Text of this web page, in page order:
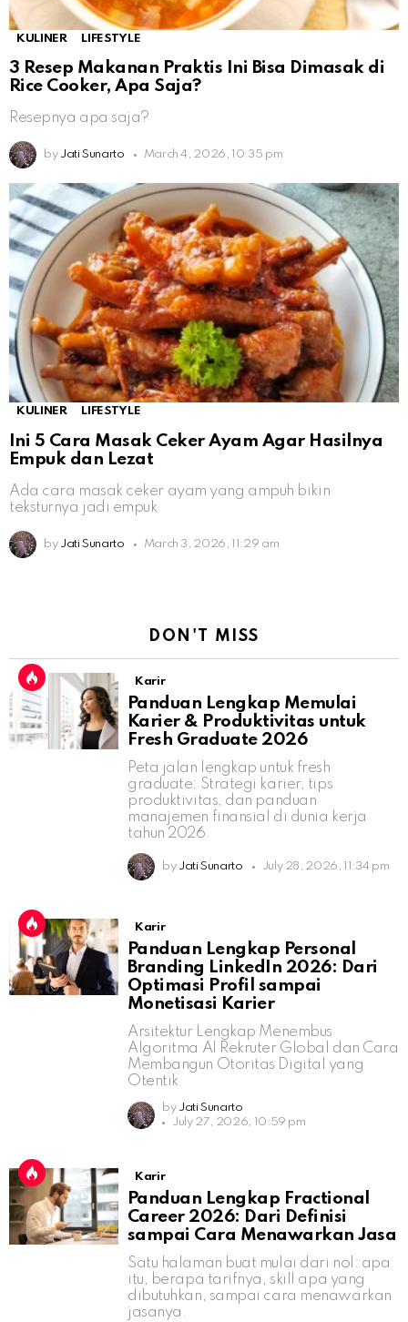
KULINER LIFESTYLE
3 Resep Makanan Praktis Ini Bisa Dimasak di
Rice Cooker, Apa Saja?
Resepnya apa saja?
by Jati Sunarto March 4, 2026, 10:35 pm
KULINER LIFESTYLE
Ini 5 Cara Masak Ceker Ayam Agar Hasilnya
Empuk dan Lezat
Ada cara masak ceker ayam yang ampuh bikin
teksturnya jadi empuk
by Jati Sunarto March 3, 2026, 11:29 am
DON'T MISS
Karir
Panduan Lengkap Memulai
Karier & Produktivitas untuk
Fresh Graduate 2026
Peta jalan lengkap untuk fresh
graduate: Strategi karier, tips
produktivitas, dan panduan
manajemen finansial di dunia kerja
tahun 2026.
by Jati Sunarto July 28, 2026, 11:34 pm
Karir
Panduan Lengkap Personal
Branding LinkedIn 2026: Dari
Optimasi Profil sampai
Monetisasi Karier
Arsitektur Lengkap Menembus
Algoritma AI Rekruter Global dan Cara
Membangun Otoritas Digital yang
Otentik
by Jati Sunarto
July 27, 2026, 10:59 pm
Karir
Panduan Lengkap Fractional
Career 2026: Dari Definisi
sampai Cara Menawarkan Jasa
Satu halaman buat mulai dari nol: apa
itu, berapa tarifnya, skill apa yang
dibutuhkan, sampai cara menawarkan
jasanya.